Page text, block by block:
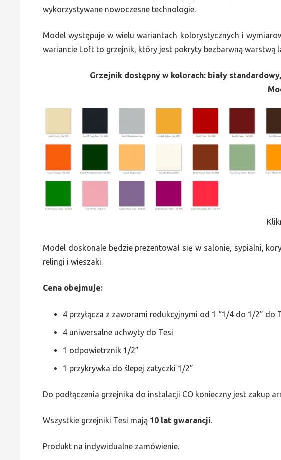
wykorzystywane nowoczesne technologie.
Model występuje w wielu wariantach kolorystycznych i
wariancie Loft to grzejnik, który jest pokryty bezbarwną warstwą
Grzejnik dostępny w kolorach: biały
Model doskonale będzie prezentował się w salonie, sypialni,
relingi i wieszaki.
Cena obejmuje:
4 przyłącza z zaworami redukcyjnymi od 1 “1/4 do 1/2” do
4 uniwersalne uchwyty do Tesi
1 odpowietrznik 1/2”
1 przykrywka do ślepej zatyczki 1/2”
Do podłączenia grzejnika do instalacji CO konieczny jest zakup
Wszystkie grzejniki Tesi mają 10 lat gwarancji.
Produkt na indywidualne zamówienie.